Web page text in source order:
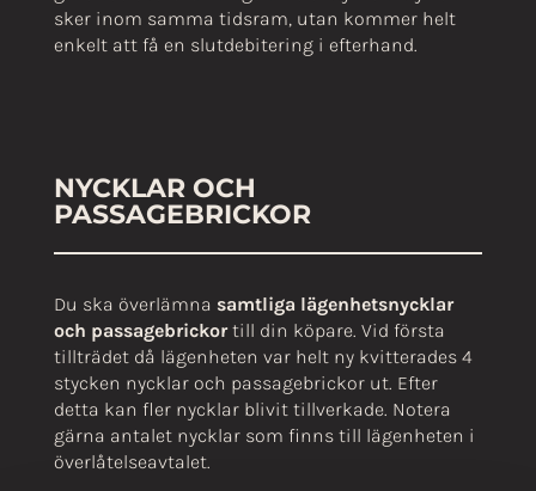
sker inom samma tidsram, utan kommer helt
enkelt att få en slutdebitering i efterhand.
NYCKLAR OCH
PASSAGEBRICKOR
Du ska överlämna samtliga lägenhetsnycklar
och passagebrickortill din köpare. Vid första
tillträdet då lägenheten var helt ny kvitterades 4
stycken nycklar och passagebrickor ut. Efter
detta kan fler nycklar blivit tillverkade. Notera
gärna antalet nycklar som finns till lägenheten i
överlåtelseavtalet.